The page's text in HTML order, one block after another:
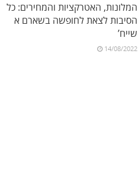
המלונות, האטרקציות והמחירים: כל
הסיבות לצאת לחופשה בשארם א
שייח’
14/08/2022